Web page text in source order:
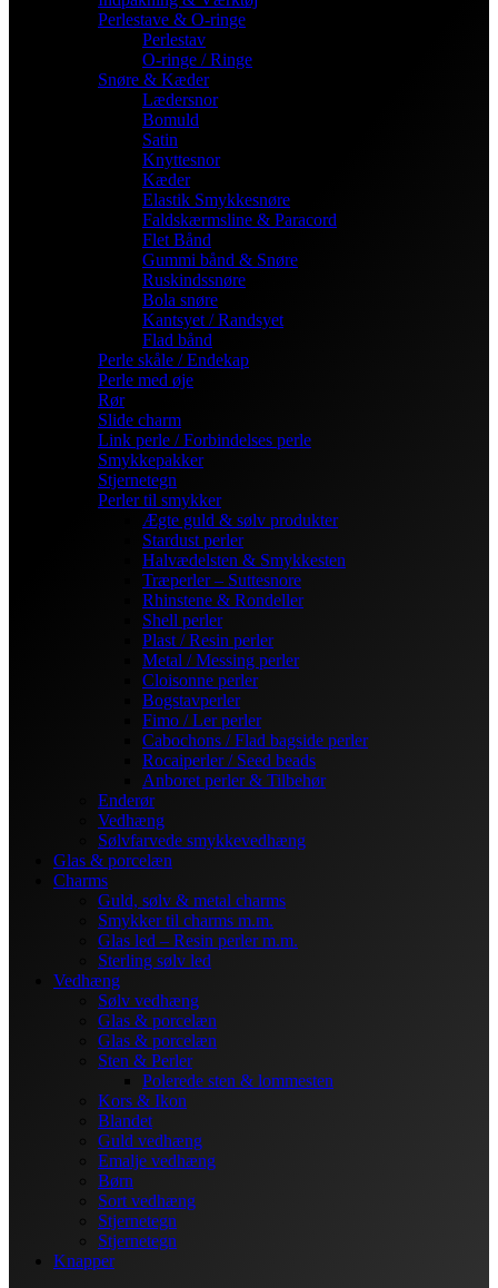
Perlestave & O-ringe
Perlestav
O-ringe / Ringe
Snøre & Kæder
Lædersnor
Bomuld
Satin
Knyttesnor
Kæder
Elastik Smykkesnøre
Faldskærmsline & Paracord
Flet Bånd
Gummi bånd & Snøre
Ruskindssnøre
Bola snøre
Kantsyet / Randsyet
Flad bånd
Perle skåle / Endekap
Perle med øje
Rør
Slide charm
Link perle / Forbindelses perle
Smykkepakker
Stjernetegn
Perler til smykker
Ægte guld & sølv produkter
Stardust perler
Halvædelsten & Smykkesten
Træperler – Suttesnore
Rhinstene & Rondeller
Shell perler
Plast / Resin perler
Metal / Messing perler
Cloisonne perler
Bogstavperler
Fimo / Ler perler
Cabochons / Flad bagside perler
Rocaiperler / Seed beads
Anboret perler & Tilbehør
Enderør
Vedhæng
Sølvfarvede smykkevedhæng
Glas & porcelæn
Charms
Guld, sølv & metal charms
Smykker til charms m.m.
Glas led – Resin perler m.m.
Sterling sølv led
Vedhæng
Sølv vedhæng
Glas & porcelæn
Glas & porcelæn
Sten & Perler
Polerede sten & lommesten
Kors & Ikon
Blandet
Guld vedhæng
Emalje vedhæng
Børn
Sort vedhæng
Stjernetegn
Stjernetegn
Knapper